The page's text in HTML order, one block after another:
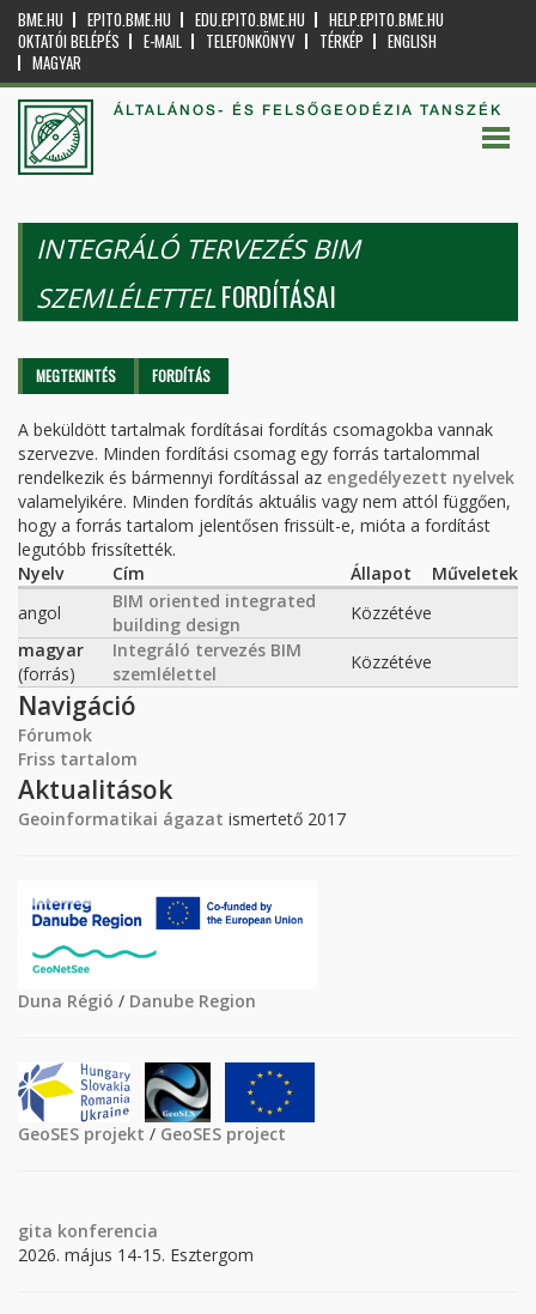
BME.HU EPITO.BME.HU EDU.EPITO.BME.HU
HELP.EPITO.BME.HU
OKTATÓI BELÉPÉS
E-MAIL TELEFONKÖNYV TÉRKÉP
ENGLISH
MAGYAR
ÁLTALÁNOS- ÉS FELSŐGEODÉZIA TANSZÉK
INTEGRÁLÓ TERVEZÉS BIM
SZEMLÉLETTELFORDÍTÁSAI
Elsődleges fülek
MEGTEKINTÉS FORDÍTÁS
A beküldött tartalmak fordításai fordítás csomagokba vannak
szervezve. Minden fordítási csomag egy forrás tartalommal
rendelkezik és bármennyi fordítással az engedélyezett nyelvek
valamelyikére. Minden fordítás aktuális vagy nem attól függően,
hogy a forrás tartalom jelentősen frissült-e, mióta a fordítást
legutóbb frissítették.
Nyelv
Cím Állapot
Műveletek
angol
BIM oriented integrated
building design
Közzétéve
magyar
(forrás)
Integráló tervezés BIM
szemlélettel
Közzétéve
Navigáció
Fórumok
Friss tartalom
Aktualitások
Geoinformatikai ágazat ismertető 2017
Duna Régió / Danube Region
GeoSES projekt / GeoSES project
gita konferencia
2026. május 14-15. Esztergom